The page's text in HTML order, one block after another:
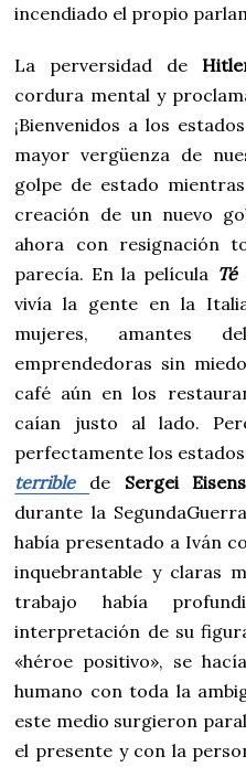
incendiado el propio
La perversidad de
cordura mental y
¡Bienvenidos a los
mayor vergüenza de
golpe de estado
creación de un nuevo
ahora con resignación
parecía. En la película Té
vivía la gente en la
mujeres, amantes
emprendedoras sin
café aún en los
caían justo al lado.
perfectamente los
terrible
de Sergei
durante la
había presentado a Iván
inquebrantable y claras
trabajo había
interpretación de su
«héroe positivo», se
humano con toda la
este medio surgieron
el presente y con la